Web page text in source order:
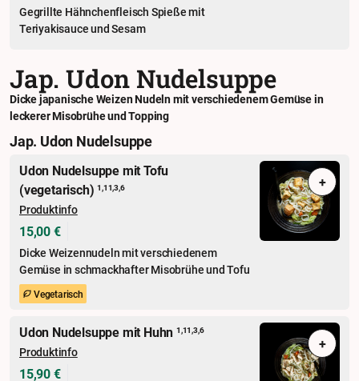
Gegrillte Hähnchenfleisch Spieße mit
Teriyakisauce und Sesam
Jap. Udon Nudelsuppe
Dicke japanische Weizen Nudeln mit verschiedenem Gemüse in
leckerer Misobrühe und Topping
Jap. Udon Nudelsuppe
Udon Nudelsuppe mit Tofu
(vegetarisch)1,11,3,6
Produktinfo
15,00 €
Dicke Weizennudeln mit verschiedenem
Gemüse in schmackhafter Misobrühe und Tofu
Vegetarisch
+
Udon Nudelsuppe mit Huhn 1,11,3,6
Produktinfo
15,90 €
+